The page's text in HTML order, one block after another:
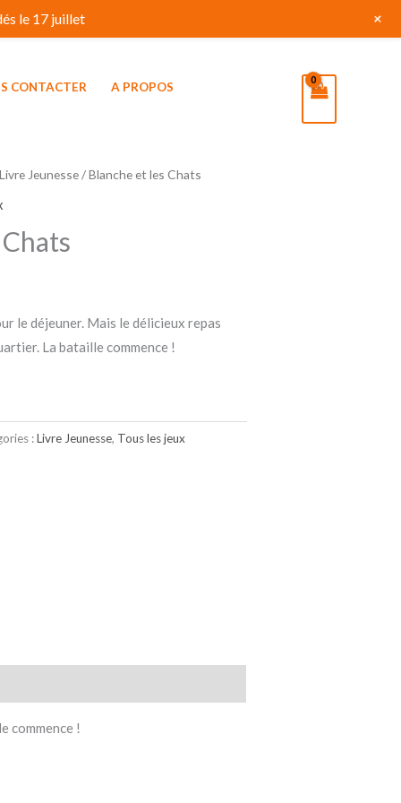
CONTACTER A PROPOS
Livre Jeunesse/ Blanche et les Chats
le déjeuner. Mais le délicieux repas
La bataille commence !
:Livre Jeunesse, Tous les jeux
commence !
le 17 juillet +